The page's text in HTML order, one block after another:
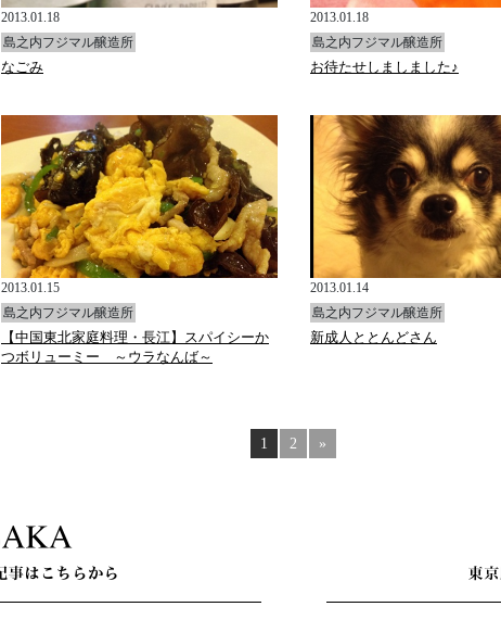
2013.01.18
島之内フジマル醸造所
なごみ
2013.01.18
島之内フジマル醸造所
お待たせしましました♪
2013.01.15
島之内フジマル醸造所
【中国東北家庭料理・長江】スパイシーか
つボリューミー ～ウラなんば～
2013.01.14
島之内フジマル醸造所
新成人ととんどさん
1 2 »